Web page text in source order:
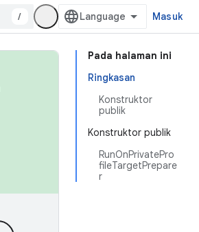
/ Masuk
Pada halaman ini
Ringkasan
Konstruktor
publik
Konstruktor publik
RunOnPrivatePro
fileTargetPrepare
r